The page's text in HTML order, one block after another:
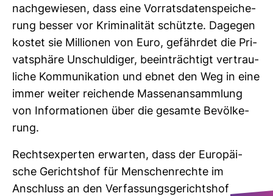
nach­ge­wiesen, dass eine Vor­rats­da­ten­spei­che­
rung besser vor Kri­mi­na­lität schützte. Dagegen
kostet sie Mil­lionen von Euro, gefährdet die Pri­
vat­sphäre Unschul­diger, beein­träch­tigt ver­trau­
liche Kom­mu­ni­ka­tion und ebnet den Weg in eine
immer weiter rei­chende Mas­sen­an­samm­lung
von Infor­ma­tionen über die gesamte Bevöl­ke­
rung.
Rechts­ex­perten erwarten, dass der Euro­päi­
sche Gerichtshof für Men­schen­rechte im
Anschluss an den Ver­fas­sungs­ge­richtshof